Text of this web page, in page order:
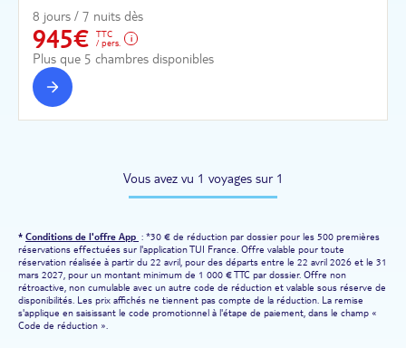
8 jours / 7 nuits dès
945€
TTC
/ pers.
Plus que 5 chambres disponibles
Vous avez vu 1 voyages sur 1
* Conditions de l'offre App : *30 € de réduction par dossier pour les 500 premières
réservations effectuées sur l'application TUI France. Offre valable pour toute
réservation réalisée à partir du 22 avril, pour des départs entre le 22 avril 2026 et le 31
mars 2027, pour un montant minimum de 1 000 € TTC par dossier. Offre non
rétroactive, non cumulable avec un autre code de réduction et valable sous réserve de
disponibilités. Les prix affichés ne tiennent pas compte de la réduction. La remise
s'applique en saisissant le code promotionnel à l'étape de paiement, dans le champ «
Code de réduction ».